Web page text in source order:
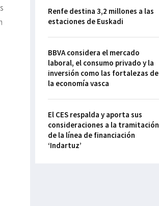
Renfe destina 3,2 millones a las
estaciones de Euskadi
BBVA considera el mercado
laboral, el consumo privado y la
inversión como las fortalezas de
la economía vasca
El CES respalda y aporta sus
consideraciones a la tramitación
de la línea de financiación
‘Indartuz’